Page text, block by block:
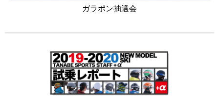
ガラポン抽選会